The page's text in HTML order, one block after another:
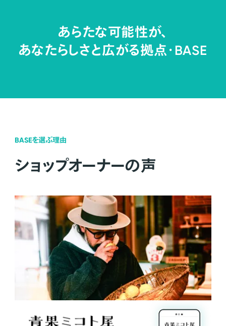
あらたな可能性が、
あなたらしさと広がる拠点・BASE
BASEを選ぶ理由
ショップオーナーの声